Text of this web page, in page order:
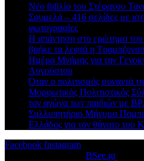
Νέο βιβλίο του Στέφανου
Σουμελά – 416 σελίδες με
φωτογραφίες
Η απάντηση στο ερώτημα
βρήκε τα λεφτά η
Ημέρα Μνήμης για την
Αυγούστου
Όταν ο πολιτισμός συναντά
Μορφωτικός Πολιτιστικός
τον αγώνα των παιδιών με
Συλλυπητήριο Μήνυμα
Ελλάδος για τον θάνατο του
Facebook Instagram
BSee.gr.